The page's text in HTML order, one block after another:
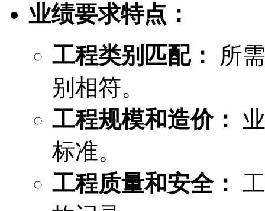
业绩要求特点：
工程类别匹配：
所
别相符。
工程规模和造价：
标准。
工程质量和安全：